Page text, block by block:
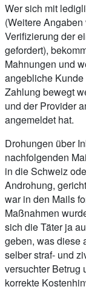
Wer sich mit
(Weitere
Verifizierung der
gefordert),
Mahnungen und
angebliche
Zahlung bewegt
und der Provider
angemeldet hat.
Drohungen über
nachfolgenden
in die Schweiz
Androhung,
war in den Mails
Maßnahmen
sich die Täter ja
geben, was diese
selber straf- und
versuchter Betrug
korrekte